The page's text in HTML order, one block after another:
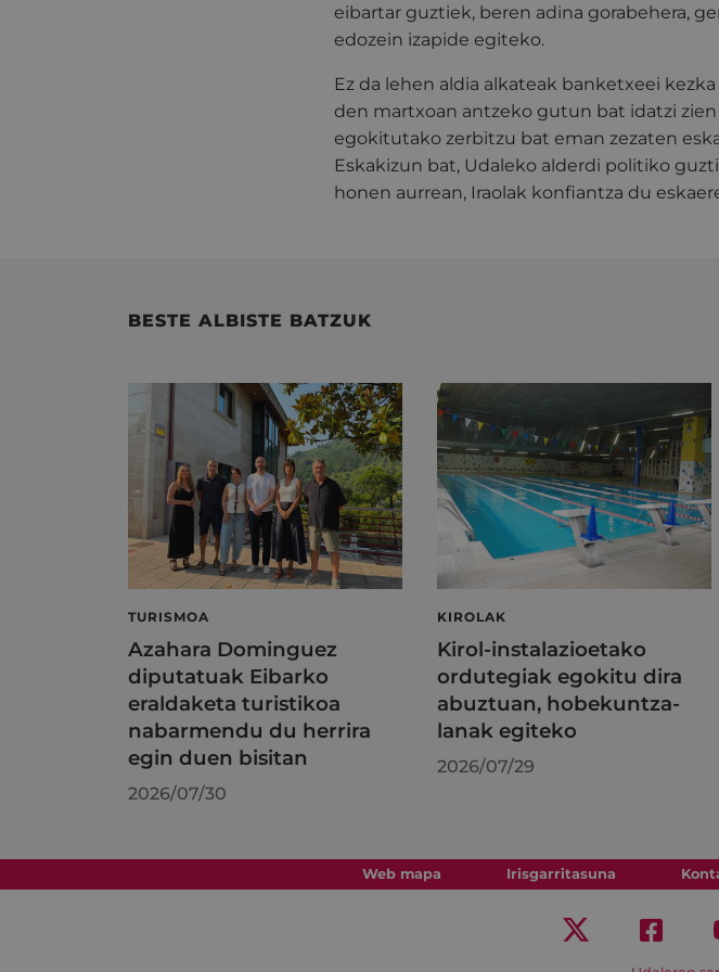
eibartar guztiek, beren adina gorabehera,
edozein izapide egiteko.
Ez da lehen aldia alkateak banketxeei
den martxoan antzeko gutun bat idatzi
egokitutako zerbitzu bat eman zezaten
Eskakizun bat, Udaleko alderdi politiko
honen aurrean, Iraolak konfiantza du
BESTE ALBISTE BATZUK
TURISMOA
Azahara Dominguez
diputatuak Eibarko
eraldaketa turistikoa
nabarmendu du herrira
egin duen bisitan
2026/07/30
KIROLAK
Kirol-instalazioetako
ordutegiak egokitu dira
abuztuan, hobekuntza-
lanak egiteko
2026/07/29
Web mapa Irisgarritasuna